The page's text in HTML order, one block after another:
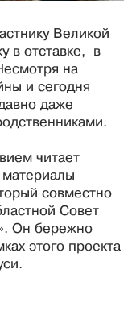
Великой
в отставке, в
на
и сегодня
даже
читает
материалы
совместно
Совет
Он бережно
этого проекта